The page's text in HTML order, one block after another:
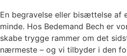
En begravelse eller bisættelse
minde. Hos Bedemand Bech er
skabe trygge rammer om det
nærmeste – og vi tilbyder i den